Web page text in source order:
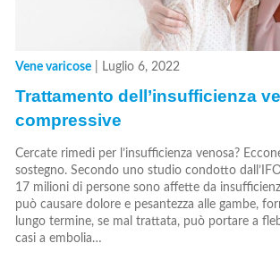
Vene varicose Luglio 6, 2022
Trattamento dell’insufficienza
compressive
Cercate rimedi per l’insufficienza venosa?
sostegno. Secondo uno studio condotto
17 milioni di persone sono affette da
può causare dolore e pesantezza alle gambe,
lungo termine, se mal trattata, può portare a
casi a embolia…